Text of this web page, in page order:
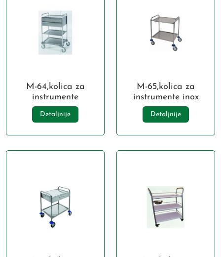
M-64,kolica za
instrumente
Detaljnije
M-65,kolica za
instrumente inox
Detaljnije